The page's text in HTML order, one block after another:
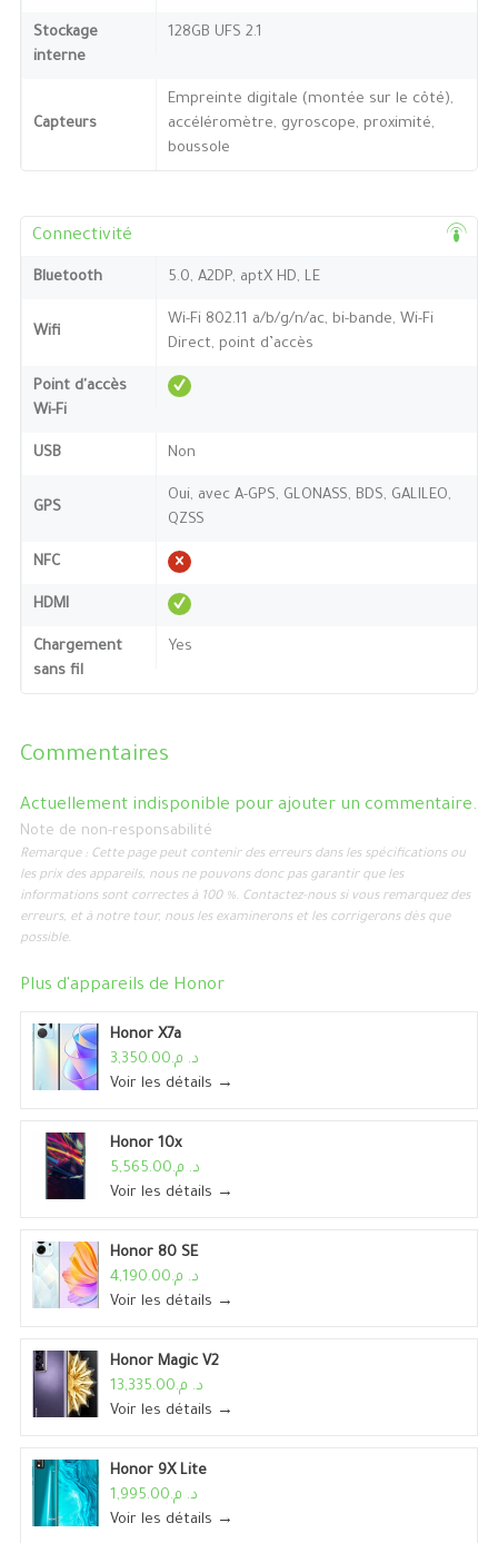
Stockage
interne
128GB UFS 2.1
Capteurs
Empreinte digitale (montée sur le côté),
accéléromètre, gyroscope, proximité,
boussole
Connectivité
Bluetooth 5.0, A2DP, aptX HD, LE
Wifi
Wi-Fi 802.11 a/b/g/n/ac, bi-bande, Wi-Fi
Direct, point d’accès
Point d'accès
Wi-Fi
USB Non
GPS
Oui, avec A-GPS, GLONASS, BDS, GALILEO,
QZSS
NFC
HDMI
Chargement
sans fil
Yes
Commentaires
Actuellement indisponible pour ajouter un commentaire.
Note de non-responsabilité
Remarque : Cette page peut contenir des erreurs dans les spécifications ou
les prix des appareils, nous ne pouvons donc pas garantir que les
informations sont correctes à 100 %. Contactez-nous si vous remarquez des
erreurs, et à notre tour, nous les examinerons et les corrigerons dès que
possible.
Plus d'appareils de Honor
Honor X7a
د. م.3,350.00
Voir les détails →
Honor 10x
د. م.5,565.00
Voir les détails →
Honor 80 SE
د. م.4,190.00
Voir les détails →
Honor Magic V2
د. م.13,335.00
Voir les détails →
Honor 9X Lite
د. م.1,995.00
Voir les détails →